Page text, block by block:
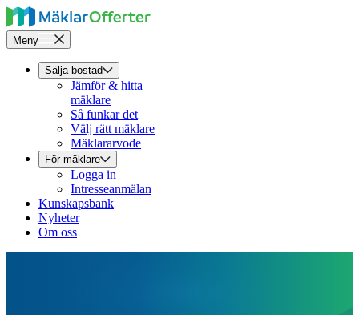
Meny
Sälja bostad
Jämför & hitta
mäklare
Så funkar det
Välj rätt mäklare
Mäklararvode
För mäklare
Logga in
Intresseanmälan
Kunskapsbank
Nyheter
Om oss